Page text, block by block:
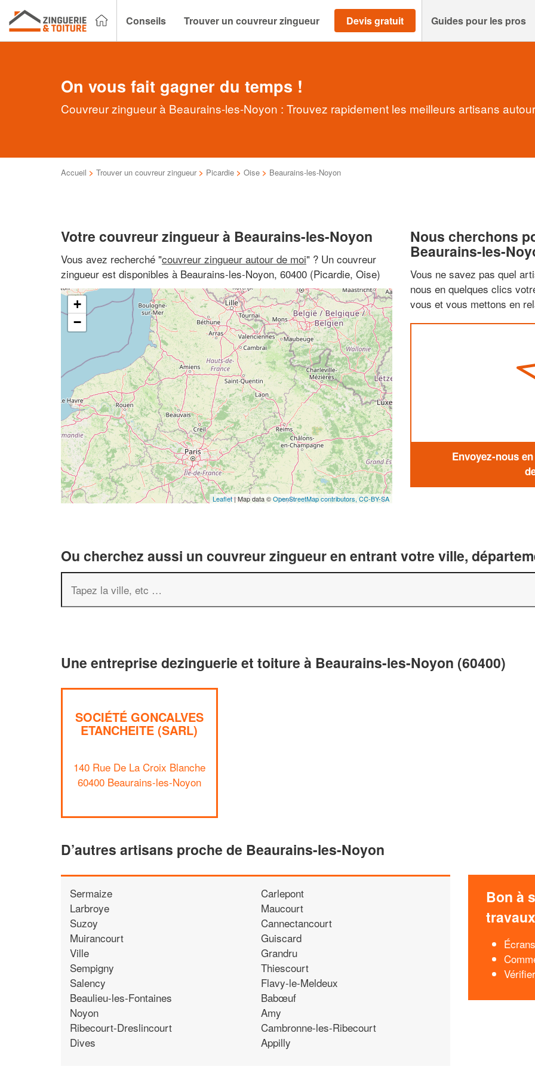
Conseils Trouver un couvreur zingueur Devis gratuit Guides pour les pros
On vous fait gagner du temps !
Couvreur zingueur à Beaurains-les-Noyon : Trouvez rapidement les meilleurs artisans
Accueil > Trouver un couvreur zingueur > Picardie > Oise > Beaurains-les-Noyon
Votre couvreur zingueur à Beaurains-les-Noyon
Vous avez recherché "couvreur zingueur autour de moi" ? Un couvreur
zingueur est disponibles à Beaurains-les-Noyon, 60400 (Picardie, Oise)
+
−
Leaflet| Map data ©OpenStreetMap contributors, CC-BY-SA
Nous cherchons
Beaurains-les-
Vous ne savez pas quel
nous en quelques clics
vous et vous mettons en
Envoyez-nous
Ou cherchez aussi un couvreur zingueur en entrant votre ville,
Une entreprise dezinguerie et toiture à Beaurains-les-Noyon (60400)
SOCIÉTÉ GONCALVES
ETANCHEITE (SARL)
140 Rue De La Croix Blanche
60400 Beaurains-les-Noyon
D’autres artisans proche de Beaurains-les-Noyon
Sermaize
Larbroye
Suzoy
Muirancourt
Ville
Sempigny
Salency
Beaulieu-les-Fontaines
Noyon
Ribecourt-Dreslincourt
Dives
Carlepont
Maucourt
Cannectancourt
Guiscard
Grandru
Thiescourt
Flavy-le-Meldeux
Babœuf
Amy
Cambronne-les-Ribecourt
Appilly
Bon à
travaux